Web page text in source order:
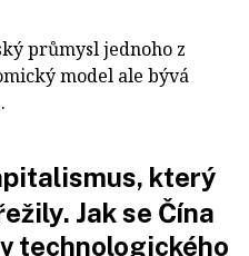
průmysl jednoho z
model ale bývá
který
Jak se Čína
technologického